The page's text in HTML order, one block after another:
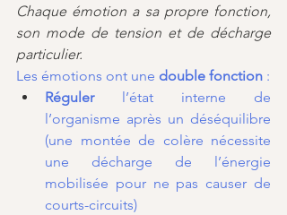
Chaque émotion a sa propre fonction,
son mode de tension et de décharge
particulier.
Les émotions ont une double fonction :
Réguler l’état interne de
l’organisme après un déséquilibre
(une montée de colère nécessite
une décharge de l’énergie
mobilisée pour ne pas causer de
courts-circuits)